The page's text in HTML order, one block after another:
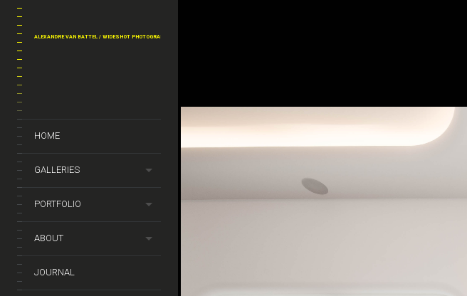
ALEXANDRE VAN BATTEL / WIDESHOT PHOTOGRAPHY
HOME
GALLERIES
PORTFOLIO
ABOUT
JOURNAL
Paris Architecte Renaud
Van Battel-13